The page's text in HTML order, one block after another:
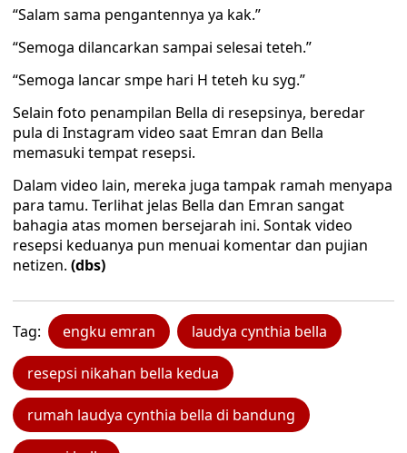
“Salam sama pengantennya ya kak.”
“Semoga dilancarkan sampai selesai teteh.”
“Semoga lancar smpe hari H teteh ku syg.”
Selain foto penampilan Bella di resepsinya, beredar
pula di Instagram video saat Emran dan Bella
memasuki tempat resepsi.
Dalam video lain, mereka juga tampak ramah menyapa
para tamu. Terlihat jelas Bella dan Emran sangat
bahagia atas momen bersejarah ini. Sontak video
resepsi keduanya pun menuai komentar dan pujian
netizen. (dbs)
Tag: engku emran laudya cynthia bella
resepsi nikahan bella kedua
rumah laudya cynthia bella di bandung